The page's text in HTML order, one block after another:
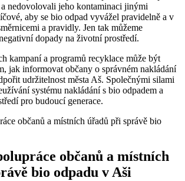
nedovolovali jeho ‌kontaminaci ‍jinými‍
aby se bio ‌odpad vyvážel pravidelně a v
a⁤ pravidly. ‍Jen ⁤tak můžeme‍
dopady na životní ⁢prostředí.
kampaní a programů recyklace⁢ může ⁤být
jak informovat občany o ⁢správném nakládání
udržitelnost města Aš. Společnými silami
systému nakládání s bio odpadem ⁢a​
pro budoucí generace.
občanů a místních‍
bio odpadu ⁤v Aši